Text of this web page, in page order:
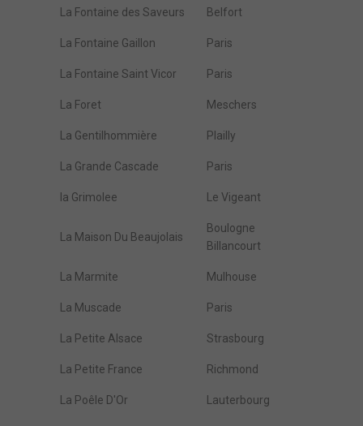
La Fontaine des Saveurs Belfort
La Fontaine Gaillon Paris
La Fontaine Saint Vicor Paris
La Foret Meschers
La Gentilhommière Plailly
La Grande Cascade Paris
la Grimolee Le Vigeant
La Maison Du Beaujolais
Boulogne
Billancourt
La Marmite Mulhouse
La Muscade Paris
La Petite Alsace Strasbourg
La Petite France Richmond
La Poêle D'Or Lauterbourg